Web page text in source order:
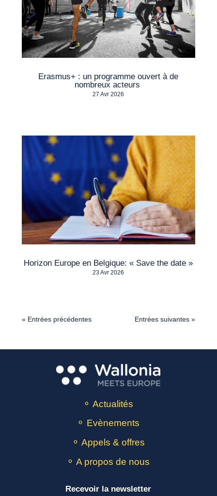
Erasmus+ : un programme ouvert à de
nombreux acteurs
27 Avr 2026
Horizon Europe en Belgique: « Save the date »
23 Avr 2026
« Entrées précédentes Entrées suivantes »
⚬ Actualités
⚬ Evènements
⚬ Appels & offres
⚬ A propos de nous
Recevoir la newsletter